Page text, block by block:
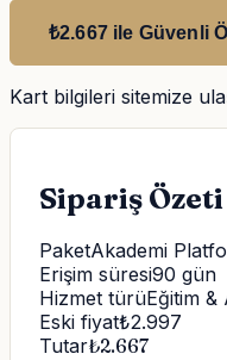
₺2.667 ile Güvenli
Kart bilgileri sitemize
Sipariş Özeti
PaketAkademi
Erişim süresi90 gün
Hizmet türüEğitim &
Eski fiyat₺2.997
Tutar₺2.667